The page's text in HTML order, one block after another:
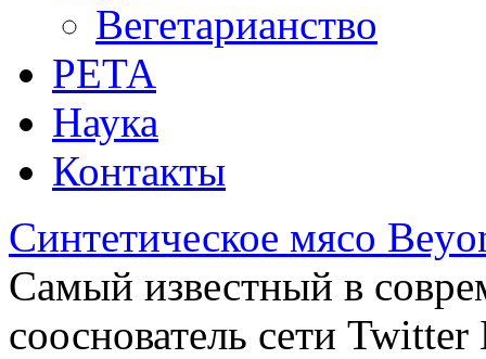
Вегетарианство
РЕТА
Наука
Контакты
Синтетическое мясо
Самый известный в
сооснователь сети